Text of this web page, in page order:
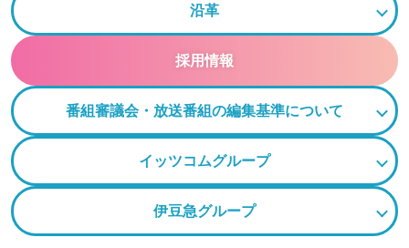
沿革
採用情報
番組審議会・放送番組の編集基準について
イッツコムグループ
伊豆急グループ